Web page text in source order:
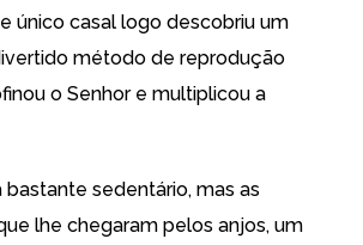
único casal logo descobriu um
método de reprodução
o Senhor e multiplicou a
bastante sedentário, mas as
lhe chegaram pelos anjos, um